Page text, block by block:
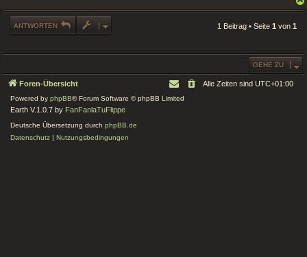
ANTWORTEN 1 Beitrag • Seite 1 von 1
GEHE ZU
Foren-Übersicht Alle Zeiten sind UTC+01:00
Powered by phpBB® Forum Software © phpBB Limited
Earth V.1.0.7 by FanFanlaTuFlippe
Deutsche Übersetzung durch phpBB.de
Datenschutz | Nutzungsbedingungen